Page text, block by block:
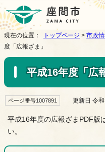
現在の位置： トップページ > 市政
度「広報ざま」
平成16年度「広
ページ番号1007891 更新日 令和
平成16年度の広報ざまPDF版
い。